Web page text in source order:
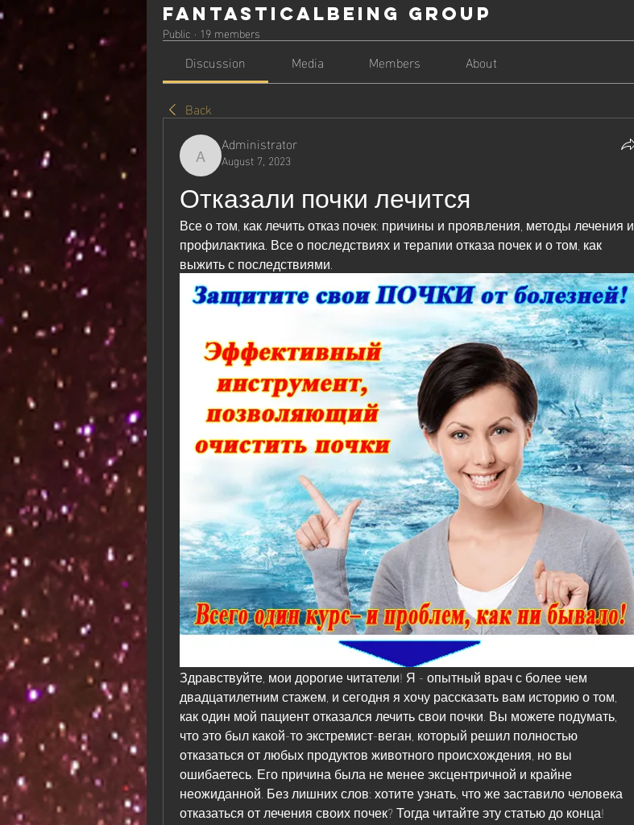
Fantasticalbeing Group
Public · 19 members
Discussion
Media Members
About
Back
Administrator
Administrator
August 7, 2023
Отказали почки лечится
Все о том, как лечить отказ почек: причины и проявления, методы лечения и
профилактика. Все о последствиях и терапии отказа почек и о том, как
выжить с последствиями.
Здравствуйте, мои дорогие читатели! Я - опытный врач с более чем
двадцатилетним стажем, и сегодня я хочу рассказать вам историю о том,
как один мой пациент отказался лечить свои почки. Вы можете подумать,
что это был какой-то экстремист-веган, который решил полностью
отказаться от любых продуктов животного происхождения, но вы
ошибаетесь. Его причина была не менее эксцентричной и крайне
неожиданной. Без лишних слов: хотите узнать, что же заставило человека
отказаться от лечения своих почек? Тогда читайте эту статью до конца!